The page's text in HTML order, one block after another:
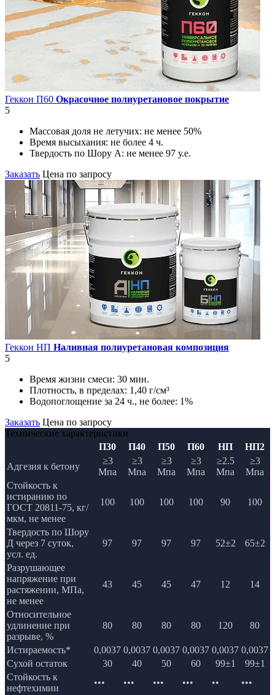
Геккон П60 Окрасочное полиуретановое покрытие
5
Массовая доля не летучих: не менее 50%
Время высыхания: не более 4 ч.
Твердость по Шору А: не менее 97 у.е.
Заказать Цена по запросу
Геккон НП Наливная полиуретановая композиция
5
Время жизни смеси: 30 мин.
Плотность, в пределах: 1,40 г/см³
Водопоглощение за 24 ч., не более: 1%
Заказать Цена по запросу
Технические характеристики
П30
П40 П50 П60 НП
НП2
Адгезия к бетону
≥3
Мпа
≥3
Мпа
≥3
Мпа
≥3
Мпа
≥2.5
Мпа
≥3
Мпа
Стойкость к
истиранию по
ГОСТ 20811-75, кг/
мкм, не менее
100 100 100 100 90 100
Твердость по Шору
Д через 7 суток,
усл. ед.
97 97 97 97 52±2 65±2
Разрушающее
напряжение при
растяжении, МПа,
не менее
43 45 45 47 12 14
Относительное
удлинение при
разрыве, %
80 80 80 80 120 80
Истираемость* 0,0037 0,0037 0,0037 0,0037 0,0037 0,0037
Сухой остаток
30 40 50 60 99±1
99±1
Стойкость к
нефтехимии
••• ••• ••• ••• •• •••